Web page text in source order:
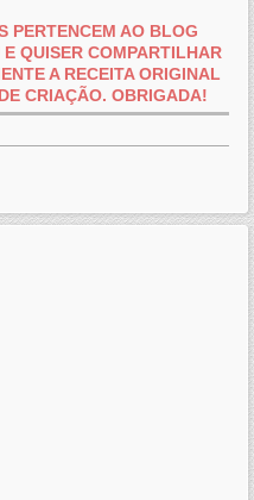
PERTENCEM AO BLOG
QUISER COMPARTILHAR
A RECEITA ORIGINAL
CRIAÇÃO. OBRIGADA!